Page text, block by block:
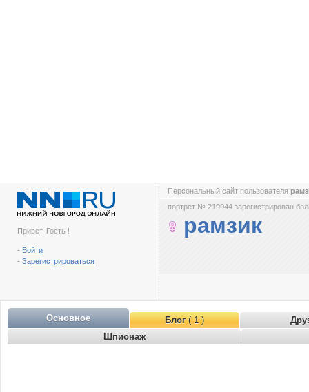
Привет, Гость !
- Войти
- Зарегистрироваться
Персональный сайт пользователя
портрет № 219944 зарегистрирован
рамзик
Основное Блог( 1 )
Шпионаж